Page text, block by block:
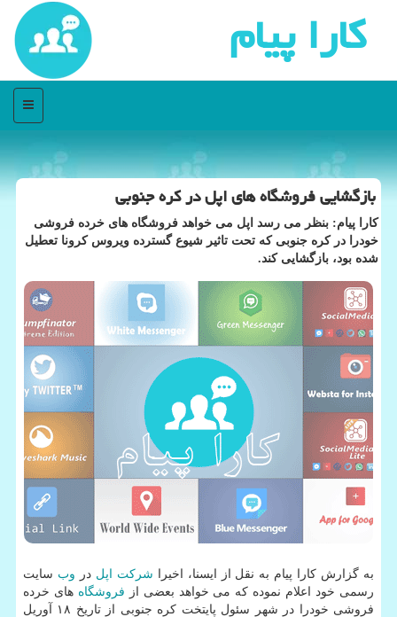
كارا پیام
منو
بازگشایی فروشگاه های اپل در كره جنوبی
كارا پیام: بنظر می رسد اپل می خواهد فروشگاه های خرده فروشی
خودرا در كره جنوبی كه تحت تاثیر شیوع گسترده ویروس كرونا تعطیل
شده بود، بازگشایی كند.
به گزارش كارا پیام به نقل از ایسنا، اخیرا شركت اپل در وب سایت
رسمی خود اعلام نموده كه می خواهد بعضی از فروشگاه های خرده
فروشی خودرا در شهر سئول پایتخت كره جنوبی از تاریخ ۱۸ آوریل